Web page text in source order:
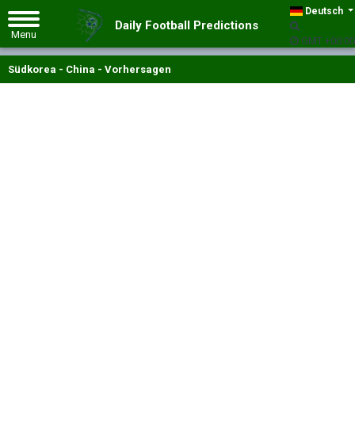
Deutsch
GMT +00:00
Daily Football Predictions
Südkorea - China - Vorhersagen